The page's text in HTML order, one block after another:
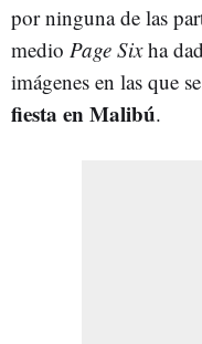
por ninguna de las
medio Page Sixha
imágenes en las que
fiesta en Malibú.